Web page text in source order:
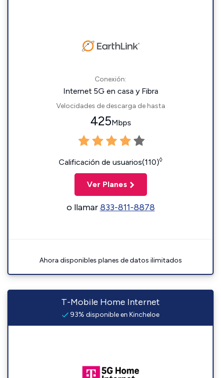
Conexión:
Internet 5G en casa y Fibra
Velocidades de descarga de hasta
425Mbps
Calificación de usuarios(110)◊
Ver Planes
o llamar833-811-8878
Ahora disponibles planes de datos ilimitados
T-Mobile Home Internet
93% disponible en Kincheloe